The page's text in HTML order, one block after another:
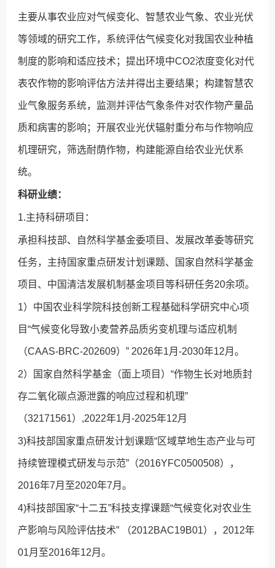
主要从事农业应对气候变化、智慧农业气象、农业光伏
等领域的研究工作，系统评估气候变化对我国农业种植
制度的影响和适应技术；提出环境中CO2浓度变化对代
表农作物的影响评估方法并得出主要结果；构建智慧农
业气象服务系统，监测并评估气象条件对农作物产量品
质和病害的影响；开展农业光伏辐射重分布与作物响应
机理研究，筛选耐荫作物，构建能源自给农业光伏系
统。
科研业绩：
1.主持科研项目：
承担科技部、自然科学基金委项目、发展改革委等研究
任务，主持国家重点研发计划课题、国家自然科学基金
项目、中国清洁发展机制基金项目等科研任务20余项。
1）中国农业科学院科技创新工程基础科学研究中心项
目“气候变化导致小麦营养品质劣变机理与适应机制
（CAAS-BRC-202609）” 2026年1月-2030年12月。
2）国家自然科学基金（面上项目）“作物生长对地质封
存二氧化碳点源泄露的响应过程和机理”
（32171561）,2022年1月-2025年12月
3)科技部国家重点研发计划课题“区域草地生态产业与可
持续管理模式研发与示范”（2016YFC0500508），
2016年7月至2020年7月。
4)科技部国家“十二五”科技支撑课题“气候变化对农业生
产影响与风险评估技术” （2012BAC19B01），2012年
01月至2016年12月。